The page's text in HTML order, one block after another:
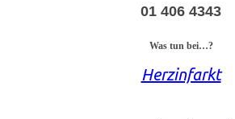
01 406 4343
Was tun bei…?
Herzinfarkt